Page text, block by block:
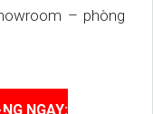
– phòng
NGAY: